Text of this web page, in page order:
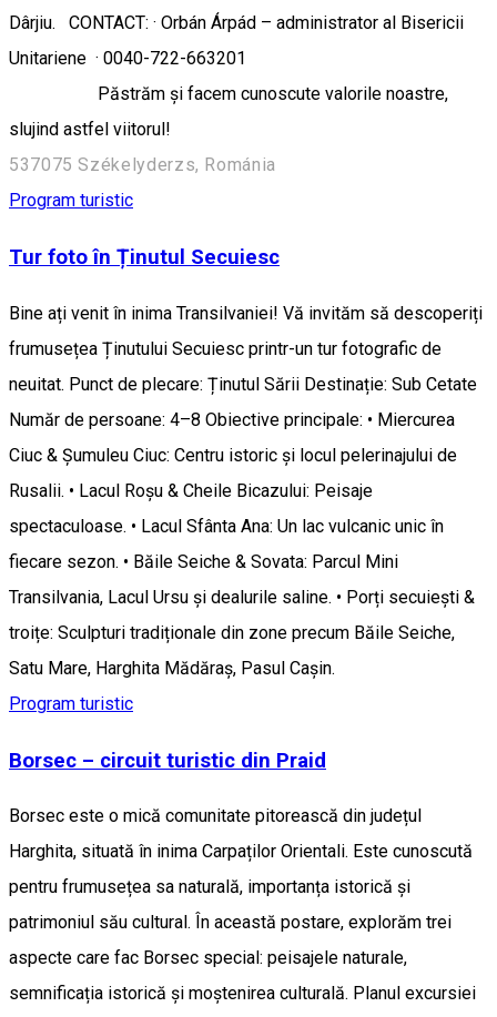
Dârjiu. CONTACT: · Orbán Árpád – administrator al Bisericii
Unitariene · 0040-722-663201
Păstrăm și facem cunoscute valorile noastre,
slujind astfel viitorul!
537075 Székelyderzs, Románia
Program turistic
Tur foto în Ținutul Secuiesc
Bine ați venit în inima Transilvaniei! Vă invităm să descoperiți
frumusețea Ținutului Secuiesc printr-un tur fotografic de
neuitat. Punct de plecare: Ținutul Sării Destinație: Sub Cetate
Număr de persoane: 4–8 Obiective principale: • Miercurea
Ciuc & Șumuleu Ciuc: Centru istoric și locul pelerinajului de
Rusalii. • Lacul Roșu & Cheile Bicazului: Peisaje
spectaculoase. • Lacul Sfânta Ana: Un lac vulcanic unic în
fiecare sezon. • Băile Seiche & Sovata: Parcul Mini
Transilvania, Lacul Ursu și dealurile saline. • Porți secuiești &
troițe: Sculpturi tradiționale din zone precum Băile Seiche,
Satu Mare, Harghita Mădăraș, Pasul Caşin.
Program turistic
Borsec – circuit turistic din Praid
Borsec este o mică comunitate pitorească din județul
Harghita, situată în inima Carpaților Orientali. Este cunoscută
pentru frumusețea sa naturală, importanța istorică și
patrimoniul său cultural. În această postare, explorăm trei
aspecte care fac Borsec special: peisajele naturale,
semnificația istorică și moștenirea culturală. Planul excursiei